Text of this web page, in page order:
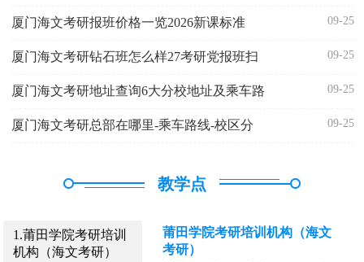
厦门海文考研报班价格一览2026新课标准 09-25
厦门海文考研钻石班怎么样27考研党报班扫 09-25
厦门海文考研地址查询6大分校地址及乘车路 09-25
厦门海文考研总部在哪里-乘车路线-校区分 09-25
教学点
1.莆田学院考研培训
机构（海文考研）
莆田学院考研培训机构（海文
考研）